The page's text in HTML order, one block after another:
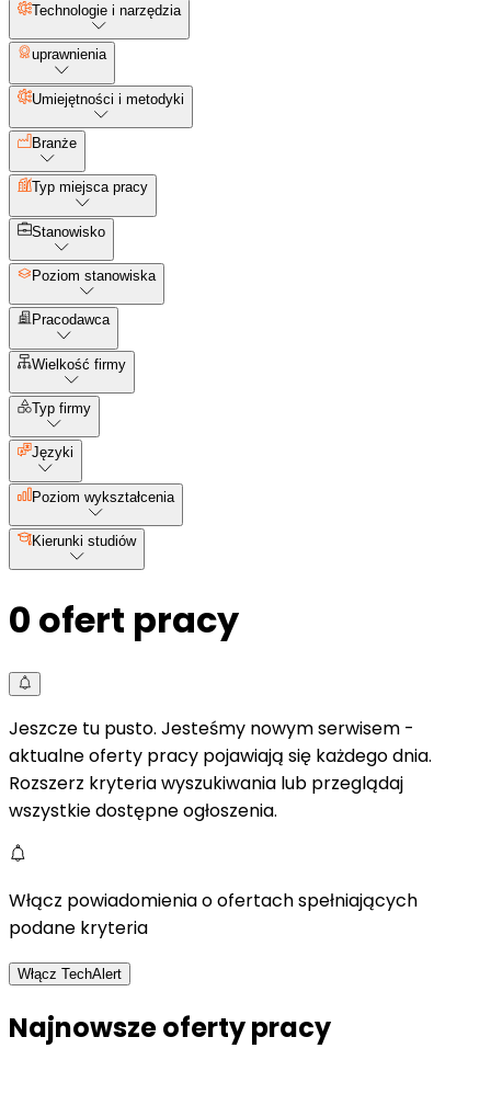
Technologie i narzędzia
uprawnienia
Umiejętności i metodyki
Branże
Typ miejsca pracy
Stanowisko
Poziom stanowiska
Pracodawca
Wielkość firmy
Typ firmy
Języki
Poziom wykształcenia
Kierunki studiów
0 ofert pracy
Jeszcze tu pusto. Jesteśmy nowym serwisem -
aktualne oferty pracy pojawiają się każdego dnia.
Rozszerz kryteria wyszukiwania lub przeglądaj
wszystkie dostępne ogłoszenia.
Włącz powiadomienia o ofertach spełniających
podane kryteria
Włącz TechAlert
Najnowsze oferty pracy